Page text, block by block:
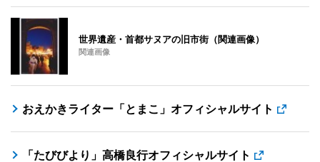
世界遺産・首都サヌアの旧市街（関連画像）
関連画像
おえかきライター「とまこ」オフィシャルサイト
「たびびより」高橋良行オフィシャルサイト